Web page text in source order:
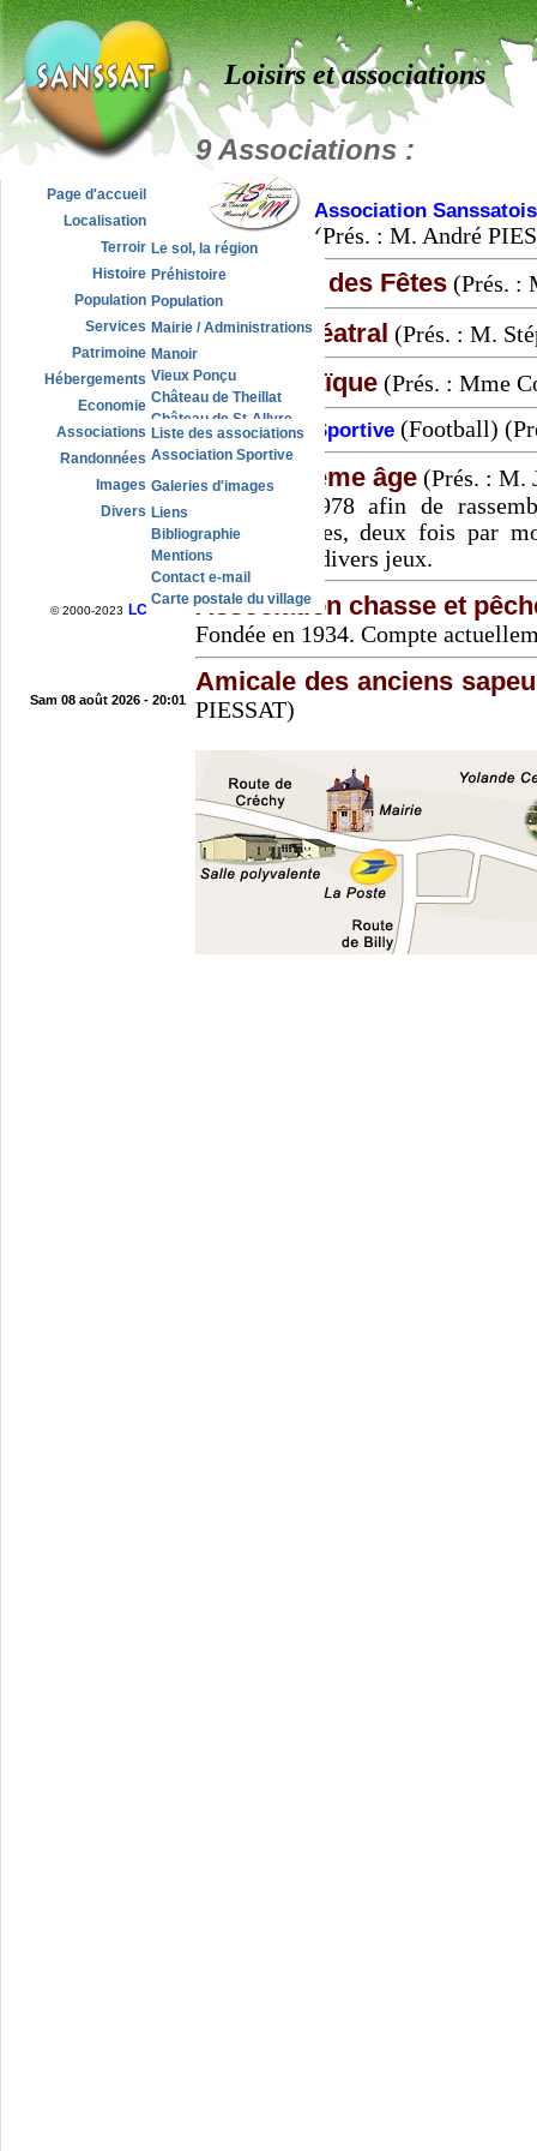
Page d'accueil
Localisation
Terroir Le sol, la région
L'eau
Carte topographique
Histoire Préhistoire
Premier millénaire
Les Bourbons
Famille Noailly
XXème s.
Population Population
Autrefois
Habitat traditionnel
Habitat Noailly
Habitat moderne
Services Mairie / Administrations
Sapeurs pompiers
Pharmacies
Écoles
Salle polyvalente
Jours de marché
Décheteries
Patrimoine Manoir
Vieux Ponçu
Château de Theillat
Château de St-Allyre
Ancien Hospice
Eglise et presbytère
Monument aux morts
Lavoir
Poids public
Hébergements
Economie
Associations Liste des associations
Association Sportive
Randonnées
Images Galeries d'images
Vues panoramiques
Carte postale du village
Divers Liens
Bibliographie
Mentions
Contact e-mail
Carte postale du village
© 2000-2023 LC
Sam 08 août 2026 - 20:01
Loisirs et associations
9 Associations :
Association
(Prés. : M. André
Le Comité des Fêtes (Prés. :
Groupe théatral (Prés. : M.
Amicale laïque (Prés. : Mme
Association Sportive (Football)
Club du 3ème âge (Prés. : M.
Fondé en 1978 afin de
souvent seules, deux fois par
animées par divers jeux.
Association chasse et
Fondée en 1934. Compte
Amicale des anciens
PIESSAT)